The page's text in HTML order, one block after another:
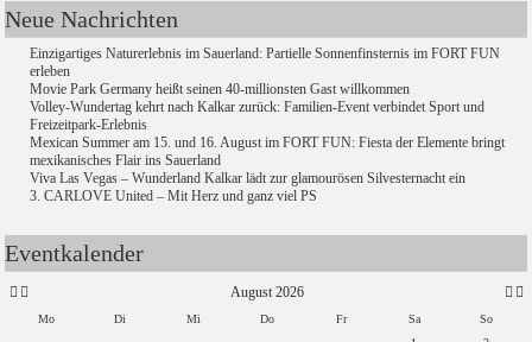
Neue Nachrichten
Einzigartiges Naturerlebnis im Sauerland: Partielle Sonnenfinsternis im FORT FUN
erleben
Movie Park Germany heißt seinen 40-millionsten Gast willkommen
Volley-Wundertag kehrt nach Kalkar zurück: Familien-Event verbindet Sport und
Freizeitpark-Erlebnis
Mexican Summer am 15. und 16. August im FORT FUN: Fiesta der Elemente bringt
mexikanisches Flair ins Sauerland
Viva Las Vegas – Wunderland Kalkar lädt zur glamourösen Silvesternacht ein
3. CARLOVE United – Mit Herz und ganz viel PS
Eventkalender
August 2026
Mo Di Mi Do Fr Sa
So